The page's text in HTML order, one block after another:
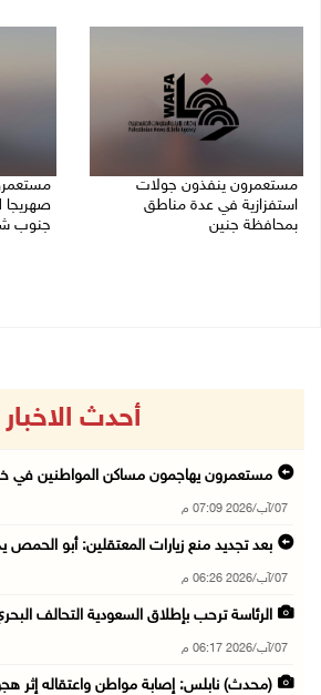
مستعمرون ينفذون جولات
استفزازية في عدة مناطق
بمحافظة جنين
صهريجا
جنوب
أحدث الاخبار
مستعمرون يهاجمون مساكن المواطنين في
07/آب/2026 07:09 م
بعد تجديد منع زيارات المعتقلين: أبو الحمص
07/آب/2026 06:26 م
الرئاسة ترحب بإطلاق السعودية التحالف
07/آب/2026 06:17 م
(محدث) نابلس: إصابة مواطن واعتقاله إثر